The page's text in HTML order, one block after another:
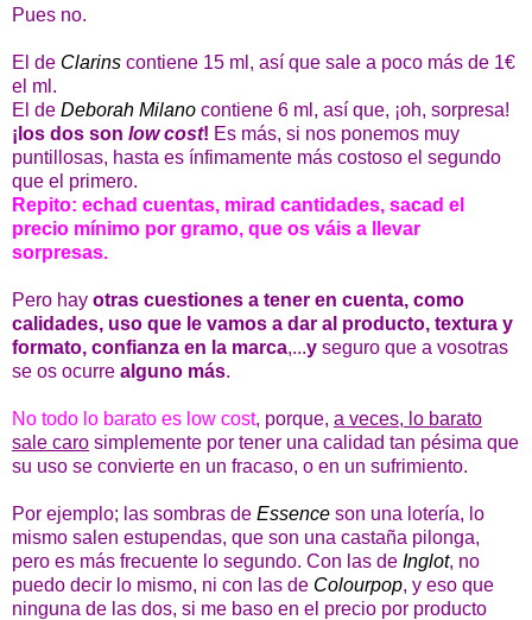
Pues no.
El de Clarins contiene 15 ml, así que sale a poco más de 1€
el ml.
El de Deborah Milano contiene 6 ml, así que, ¡oh, sorpresa!
¡los dos son low cost! Es más, si nos ponemos muy
puntillosas, hasta es ínfimamente más costoso el segundo
que el primero.
Repito: echad cuentas, mirad cantidades, sacad el
precio mínimo por gramo, que os váis a llevar
sorpresas.
Pero hay otras cuestiones a tener en cuenta, como
calidades, uso que le vamos a dar al producto, textura y
formato, confianza en la marca,...y seguro que a vosotras
se os ocurre alguno más.
No todo lo barato es low cost, porque, a veces, lo barato
sale caro simplemente por tener una calidad tan pésima que
su uso se convierte en un fracaso, o en un sufrimiento.
Por ejemplo; las sombras de Essence son una lotería, lo
mismo salen estupendas, que son una castaña pilonga,
pero es más frecuente lo segundo. Con las de Inglot, no
puedo decir lo mismo, ni con las de Colourpop, y eso que
ninguna de las dos, si me baso en el precio por producto